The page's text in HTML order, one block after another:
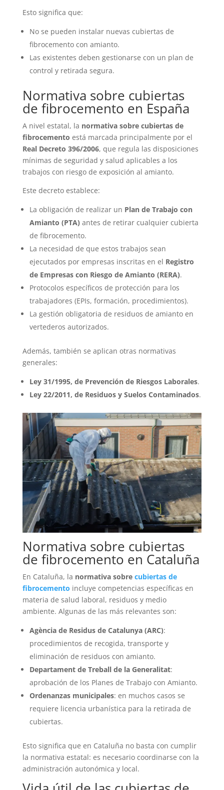
Esto significa que:
No se pueden instalar nuevas cubiertas de
fibrocemento con amianto.
Las existentes deben gestionarse con un plan de
control y retirada segura.
Normativa sobre cubiertas
de fibrocemento en España
A nivel estatal, la normativa sobre cubiertas de
fibrocemento está marcada principalmente por el
Real Decreto 396/2006, que regula las disposiciones
mínimas de seguridad y salud aplicables a los
trabajos con riesgo de exposición al amianto.
Este decreto establece:
La obligación de realizar un Plan de Trabajo con
Amianto (PTA) antes de retirar cualquier cubierta
de fibrocemento.
La necesidad de que estos trabajos sean
ejecutados por empresas inscritas en el Registro
de Empresas con Riesgo de Amianto (RERA).
Protocolos específicos de protección para los
trabajadores (EPIs, formación, procedimientos).
La gestión obligatoria de residuos de amianto en
vertederos autorizados.
Además, también se aplican otras normativas
generales:
Ley 31/1995, de Prevención de Riesgos Laborales.
Ley 22/2011, de Residuos y Suelos Contaminados.
Normativa sobre cubiertas
de fibrocemento en Cataluña
En Cataluña, la normativa sobre cubiertas de
fibrocemento incluye competencias específicas en
materia de salud laboral, residuos y medio
ambiente. Algunas de las más relevantes son:
Agència de Residus de Catalunya (ARC):
procedimientos de recogida, transporte y
eliminación de residuos con amianto.
Departament de Treball de la Generalitat:
aprobación de los Planes de Trabajo con Amianto.
Ordenanzas municipales: en muchos casos se
requiere licencia urbanística para la retirada de
cubiertas.
Esto significa que en Cataluña no basta con cumplir
la normativa estatal: es necesario coordinarse con la
administración autonómica y local.